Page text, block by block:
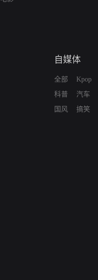
自媒体
全部
科普
国风
Kpop
汽车
搞笑